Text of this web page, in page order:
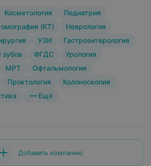
Косметология
Педиатрия
(КТ)
Неврология
УЗИ
Гастроэнтерология
зубов
ФГДС
Урология
МРТ
Офтальмология
Проктология
Колоноскопия
Ещё
Добавить компанию